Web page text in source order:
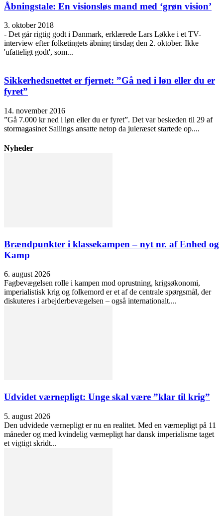
Åbningstale: En visionsløs mand med ‘grøn vision’
3. oktober 2018
- Det går rigtig godt i Danmark, erklærede Lars Løkke i et TV-
interview efter folketingets åbning tirsdag den 2. oktober. Ikke
'ufatteligt godt', som...
Sikkerhedsnettet er fjernet: ”Gå ned i løn eller du er
fyret”
14. november 2016
”Gå 7.000 kr ned i løn eller du er fyret”. Det var beskeden til 29 af
stormagasinet Sallings ansatte netop da juleræset startede op....
Nyheder
Brændpunkter i klassekampen – nyt nr. af Enhed og
Kamp
6. august 2026
Fagbevægelsen rolle i kampen mod oprustning, krigsøkonomi,
imperialistisk krig og folkemord er et af de centrale spørgsmål, der
diskuteres i arbejderbevægelsen – også internationalt....
Udvidet værnepligt: Unge skal være ”klar til krig”
5. august 2026
Den udvidede værnepligt er nu en realitet. Med en værnepligt på 11
måneder og med kvindelig værnepligt har dansk imperialisme taget
et vigtigt skridt...